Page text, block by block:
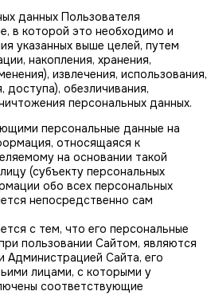
данных Пользователя
в которой это необходимо и
указанных выше целей, путем
накопления, хранения,
извлечения, использования,
доступа), обезличивания,
персональных данных.
персональные данные на
относящаяся к
на основании такой
(субъекту персональных
обо всех персональных
непосредственно сам
с тем, что его персональные
пользовании Сайтом, являются
Администрацией Сайта, его
лицами, с которыми у
соответствующие